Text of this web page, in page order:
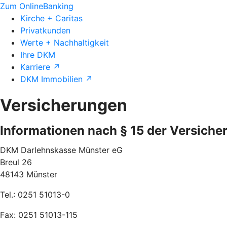
Zum OnlineBanking
Kirche + Caritas
Privatkunden
Werte + Nachhaltigkeit
Ihre DKM
Karriere ↗
DKM Immobilien ↗
Versicherungen
Informationen nach § 15 der
DKM Darlehnskasse Münster eG
Breul 26
48143 Münster
Tel.: 0251 51013-0
Fax: 0251 51013-115